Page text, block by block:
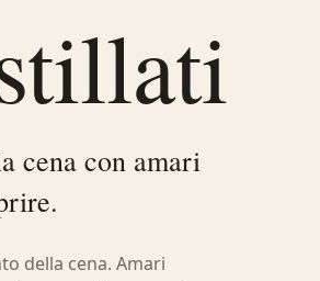
cena con amari
della cena. Amari